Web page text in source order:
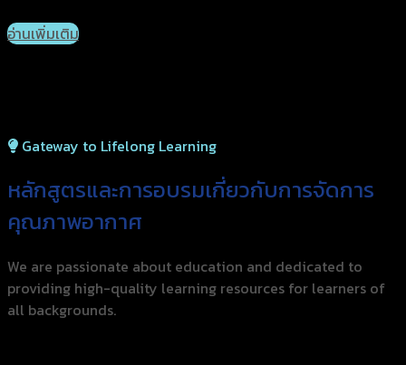
อ่านเพิ่มเติม
Gateway to Lifelong Learning
หลักสูตรและการอบรมเกี่ยวกับการจัดการ
คุณภาพอากาศ
We are passionate about education and dedicated to
providing high-quality learning resources for learners of
all backgrounds.